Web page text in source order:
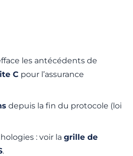
les antécédents de
C pour l’assurance
depuis la fin du protocole (loi
: voir la grille de
.